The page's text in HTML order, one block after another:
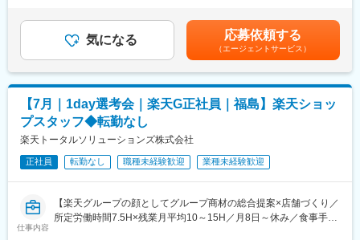
12名、福島は5～6名で構成されています。福島拠点は20代後半～
30代前半が中心で、所長は40代、副所長は30代半ばと若手中心の
■就業環境
・残業：月平均20時間程度（現場対応に応じて変動）
・働き方：基本出社
・官公庁案件中心で計画的に業務進行
■ポジション魅力
環境アセスメントや放射線モニタリングといった専門性を活かし
つつ、福島復興という社会的意義の高い事業に携わることができ
ます。既存業務が約8割を占めるため安定した経験を積みながら、
新規事業企画にも関与できる点が特徴です。委託先管理や行政対
■組織構成：
・法人事業部としては50名ほどが在籍しています。
・先輩社員とのOJTにて業務を学んで頂きます。1つ1つ丁寧にお
教え致しますので安心業務を学んで頂ける環境です。
■働き方：
・年間休日122日で月平均残業時間が20時間程度とライフワーク
バランスを充実できる環境です。
・1案件2～3人のチームで行うため、実務未経験者でも安心で
す。
・転勤はありませんので、地元で長く働いて頂けます
・昨年度は決算賞与もあり、案件の依頼も増えている状況です。
月給(月額)は固定手当を含めた表記です。
気になる 応募依頼する
（エージェントサービス）
【7月｜1day選考会｜楽天G正社員｜福島】楽天ショッ
プスタッフ◆転勤なし
楽天トータルソリューションズ株式会社
正社員 転勤なし 職種未経験歓迎 業種未経験歓迎
仕事内容
【楽天グループの顔としてグループ商材の総合提案×店舗づくり／
所定労働時間7.5H×残業月平均10～15H／月8日～休み／食事手当